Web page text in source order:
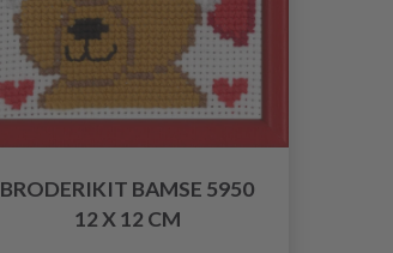
BRODERIKIT BAMSE 5950
12 X 12 CM